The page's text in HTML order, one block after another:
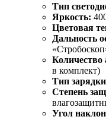
Тип
Яркость:
Цветовая
Дальность
Количество
в комплект)
Тип
Степень
Угол